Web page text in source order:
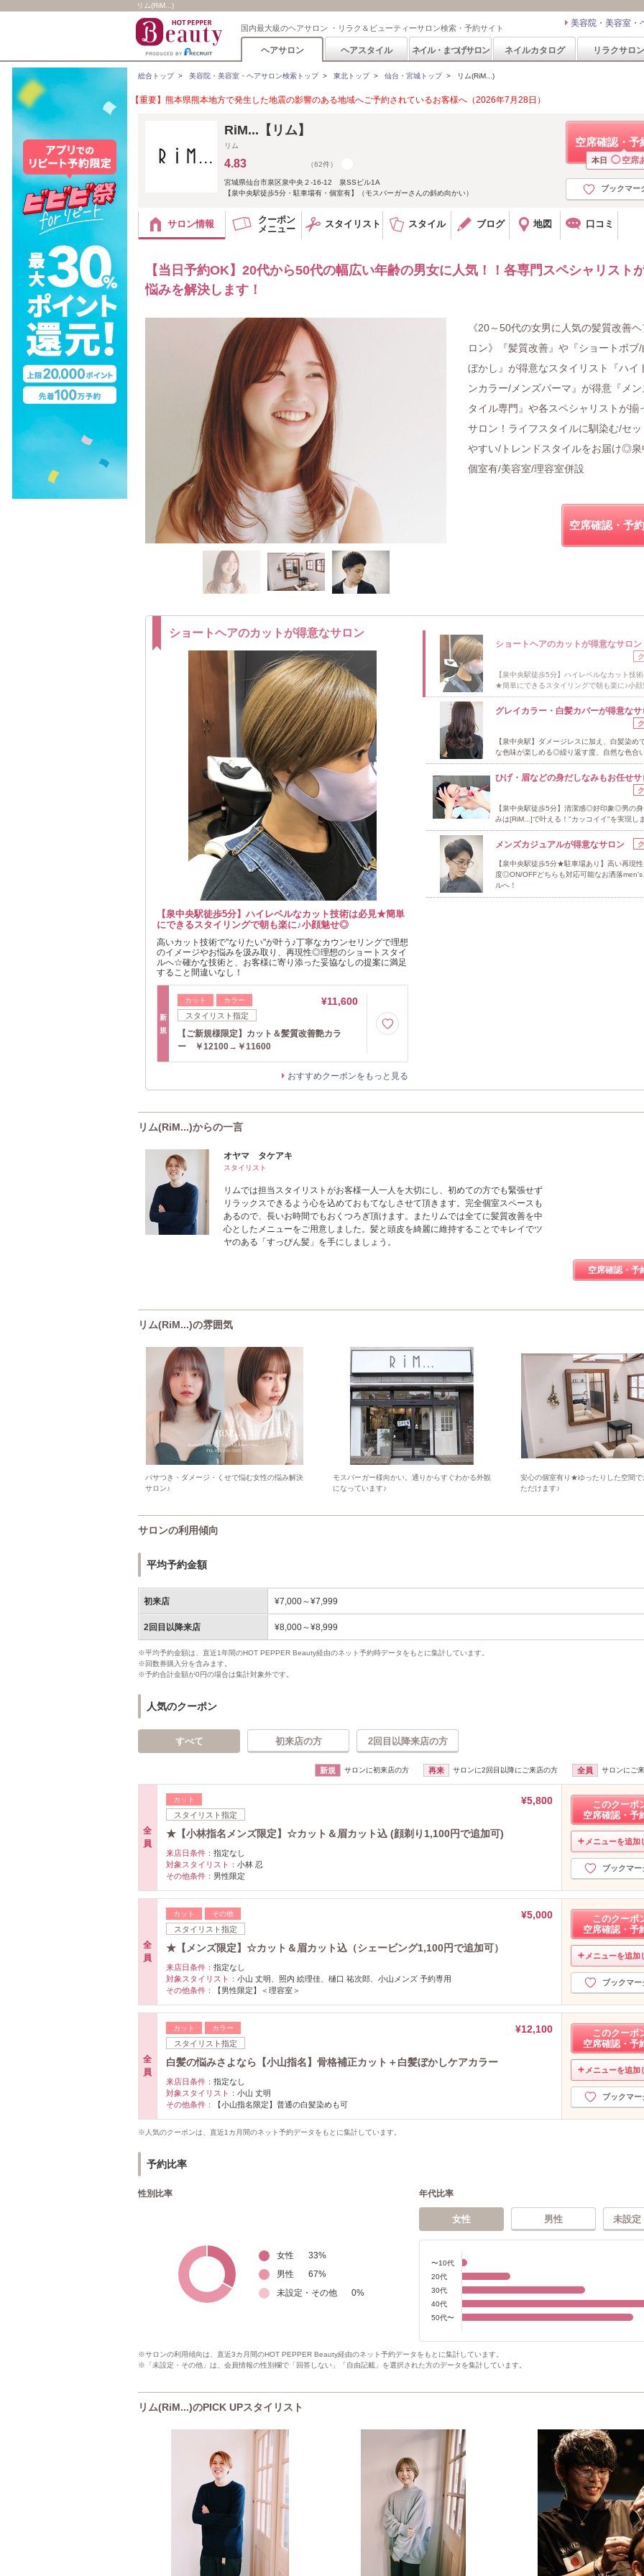
リム(RiM...)
国内最大級のヘアサロン ・リラク＆ビューティーサロン検索・予約サイト 美容院・美容室・
ヘアサロン ヘアスタイル ネイル・まつげサロン ネイルカタログ リラクサロン
総合トップ> 美容院・美容室・ヘアサロン検索トップ> 東北トップ> 仙台・宮城トップ> リム(RiM...)
【重要】熊本県熊本地方で発生した地震の影響のある地域へご予約されているお客様へ（2026年7月28日）
空席確認・予
本日 ◯ 空席
ブックマー
RiM...【リム】
リム
4.83 （62件）
宮城県仙台市泉区泉中央２-16-12 泉SSビル1A
【泉中央駅徒歩5分・駐車場有・個室有】（モスバーガーさんの斜め向かい）
サロン情報
クーポン
メニュー
スタイリスト スタイル ブログ 地図 口コミ
【当日予約OK】20代から50代の幅広い年齢の男女に人気！！各専門スペシャリスト
悩みを解決します！
《20～50代の女男に人気の髪質改善
ロン》『髪質改善』や『ショートボブ
ぼかし』が得意なスタイリスト『ハイ
ンカラー/メンズパーマ』が得意『メ
タイル専門』や各スペシャリストが揃
サロン！ライフスタイルに馴染む/セッ
やすい/トレンドスタイルをお届け◎泉
個室有/美容室/理容室併設
空席確認・予
ショートヘアのカットが得意なサロン
【泉中央駅徒歩5分】ハイレベルなカット技術は必見★簡単
にできるスタイリングで朝も楽に♪小顔魅せ◎
高いカット技術で"なりたい"が叶う♪丁寧なカウンセリングで理想
のイメージやお悩みを汲み取り、再現性◎理想のショートスタイ
ルへ☆確かな技術と、お客様に寄り添った妥協なしの提案に満足
すること間違いなし！
新
規
カット カラー
スタイリスト指定
¥11,600
【ご新規様限定】カット＆髪質改善艶カラ
ー ￥12100→￥11600
おすすめクーポンをもっと見る
ショートヘアのカットが得意なサロン
【泉中央駅徒歩5分】ハイレベルなカット技
★簡単にできるスタイリングで朝も楽に♪小
グレイカラー・白髪カバーが得意なサ
【泉中央駅】ダメージレスに加え、白髪染め
な色味が楽しめる◎繰り返す度、自然な色合
ひげ・眉などの身だしなみもお任せサ
【泉中央駅徒歩5分】清潔感◎好印象◎男の
みは[RiM...]で叶える！"カッコイイ"を実現し
メンズカジュアルが得意なサロン
【泉中央駅徒歩5分★駐車場あり】高い再現
度◎ON/OFFどちらも対応可能なお洒落men's
ルへ！
リム(RiM...)からの一言
オヤマ タケアキ
スタイリスト
リムでは担当スタイリストがお客様一人一人を大切にし、初めての方でも緊張せず
リラックスできるよう心を込めておもてなしさせて頂きます。完全個室スペースも
あるので、長いお時間でもおくつろぎ頂けます。またリムでは全てに髪質改善を中
心としたメニューをご用意しました。髪と頭皮を綺麗に維持することでキレイでツ
ヤのある「すっぴん髪」を手にしましょう。
空席確認・予
リム(RiM...)の雰囲気
パサつき・ダメージ・くせで悩む女性の悩み解決
サロン♪
モスバーガー様向かい。通りからすぐわかる外観
になっています♪
安心の個室有り★ゆったりした空間で
ただけます♪
サロンの利用傾向
平均予約金額
初来店 ¥7,000～¥7,999
2回目以降来店 ¥8,000～¥8,999
※平均予約金額は、直近1年間のHOT PEPPER Beauty経由のネット予約時データをもとに集計しています。
※回数券購入分を含みます。
※予約合計金額が0円の場合は集計対象外です。
人気のクーポン
すべて 初来店の方 2回目以降来店の方
新規 サロンに初来店の方 再来 サロンに2回目以降にご来店の方 全員 サロンにご
全
員
カット
スタイリスト指定
¥5,800
★【小林指名メンズ限定】☆カット＆眉カット込 (顔剃り1,100円で追加可)
来店日条件： 指定なし
対象スタイリスト： 小林 忍
その他条件： 男性限定
このクーポ
空席確認・予
メニューを追加
ブックマー
全
員
カット その他
スタイリスト指定
¥5,000
★【メンズ限定】☆カット＆眉カット込（シェービング1,100円で追加可）
来店日条件： 指定なし
対象スタイリスト： 小山 丈明、照内 絵理佳、樋口 祐次郎、小山メンズ 予約専用
その他条件：
【男性限定】＜理容室＞
このクーポ
空席確認・予
メニューを追加
ブックマー
全
員
カット カラー
スタイリスト指定
¥12,100
白髪の悩みさよなら【小山指名】骨格補正カット＋白髪ぼかしケアカラー
来店日条件： 指定なし
対象スタイリスト： 小山 丈明
その他条件：
【小山指名限定】普通の白髪染めも可
このクーポ
空席確認・予
メニューを追加
ブックマー
※人気のクーポンは、直近1カ月間のネット予約データをもとに集計しています。
予約比率
性別比率
女性 33%
男性
67%
未設定・その他
0%
年代比率
女性 男性 未設定
〜10代
20代
30代
40代
50代〜
※サロンの利用傾向は、直近3カ月間のHOT PEPPER Beauty経由のネット予約データをもとに集計しています。
※「未設定・その他」は、会員情報の性別欄で「回答しない」「自由記載」を選択された方のデータを集計しています。
リム(RiM...)のPICK UPスタイリスト